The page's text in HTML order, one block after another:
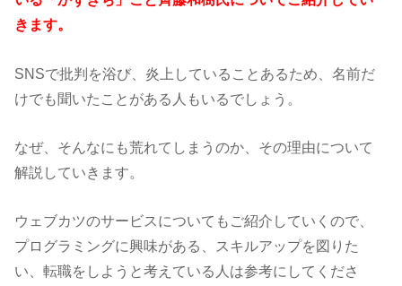
きます。
SNSで批判を浴び、炎上していることあるため、名前だ
けでも聞いたことがある人もいるでしょう。
なぜ、そんなにも荒れてしまうのか、その理由について
解説していきます。
ウェブカツのサービスについてもご紹介していくので、
プログラミングに興味がある、スキルアップを図りた
い、転職をしようと考えている人は参考にしてくださ